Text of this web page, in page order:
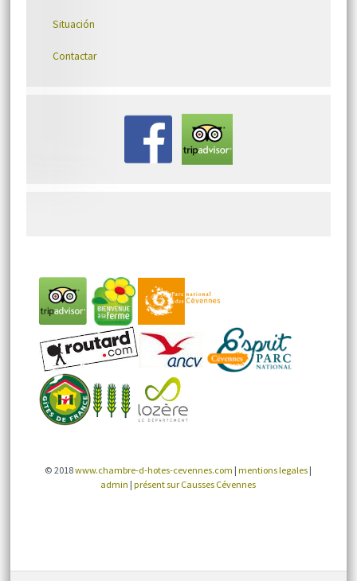
Situación
Contactar
© 2018www.chambre-d-hotes-cevennes.com |mentions legales |
admin |présent sur Causses Cévennes